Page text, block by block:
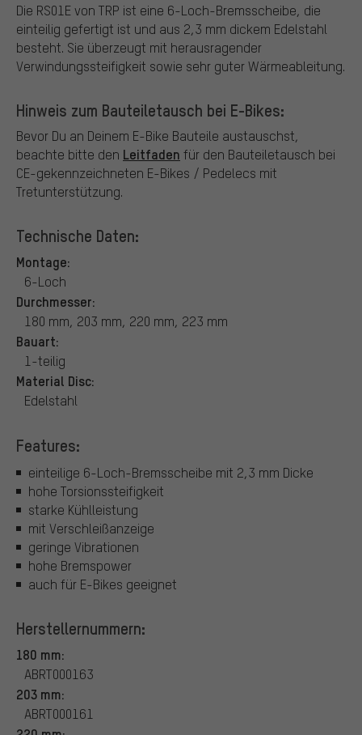
Die RS01E von TRP ist eine 6-Loch-Bremsscheibe, die
einteilig gefertigt ist und aus 2,3 mm dickem Edelstahl
besteht. Sie überzeugt mit herausragender
Verwindungssteifigkeit sowie sehr guter Wärmeableitung.
Hinweis zum Bauteiletausch bei E-Bikes:
Bevor Du an Deinem E-Bike Bauteile austauschst,
beachte bitte den Leitfaden für den Bauteiletausch bei
CE-gekennzeichneten E-Bikes / Pedelecs mit
Tretunterstützung.
Technische Daten:
Montage:
6-Loch
Durchmesser:
180 mm, 203 mm, 220 mm, 223 mm
Bauart:
1-teilig
Material Disc:
Edelstahl
Features:
einteilige 6-Loch-Bremsscheibe mit 2,3 mm Dicke
hohe Torsionssteifigkeit
starke Kühlleistung
mit Verschleißanzeige
geringe Vibrationen
hohe Bremspower
auch für E-Bikes geeignet
Herstellernummern:
180 mm:
ABRT000163
203 mm:
ABRT000161